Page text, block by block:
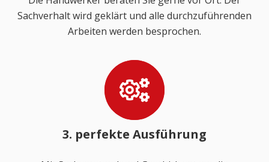
Sachverhalt wird geklärt und alle durchzuführenden
Arbeiten werden besprochen.
3. perfekte Ausführung